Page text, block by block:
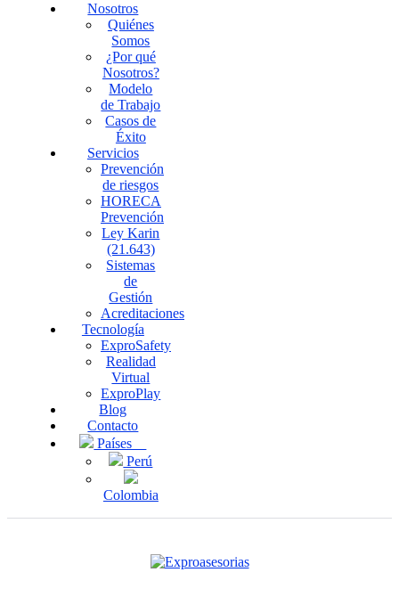
Nosotros
Quiénes
Somos
¿Por qué
Nosotros?
Modelo
de Trabajo
Casos de
Éxito
Servicios
Prevención
de riesgos
HORECA
Prevención
Ley Karin
(21.643)
Sistemas
de
Gestión
Acreditaciones
Tecnología
ExproSafety
Realidad
Virtual
ExproPlay
Blog
Contacto
Países
Perú
Colombia